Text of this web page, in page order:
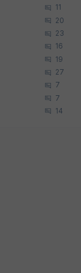
11
20
23
16
19
27
7
7
14